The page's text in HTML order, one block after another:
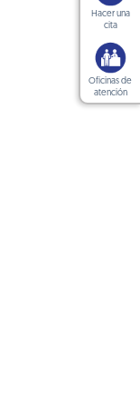
Hacer una
cita
Oficinas de
atención